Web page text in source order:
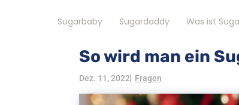
Sugarbaby Sugardaddy Was ist
So wird man ein
Dez. 11, 2022 Fragen